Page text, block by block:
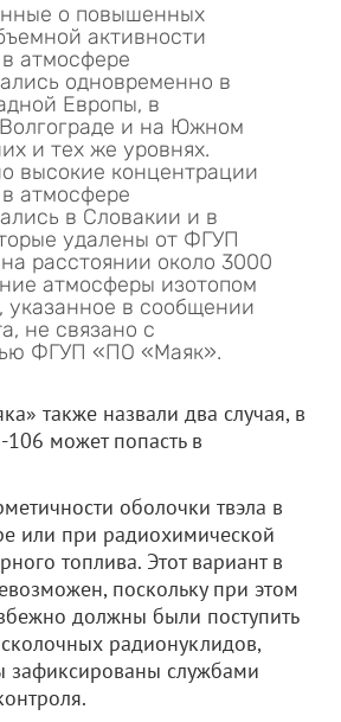
о повышенных
активности
атмосфере
одновременно в
Европы, в
и на Южном
и тех же уровнях.
высокие концентрации
атмосфере
в Словакии и в
удалены от ФГУП
расстоянии около 3000
атмосферы изотопом
указанное в сообщении
не связано с
ФГУП «ПО «Маяк».
также назвали два случая, в
может попасть в
оболочки твэла в
или при радиохимической
топлива. Этот вариант в
поскольку при этом
должны были поступить
радионуклидов,
зафиксированы службами